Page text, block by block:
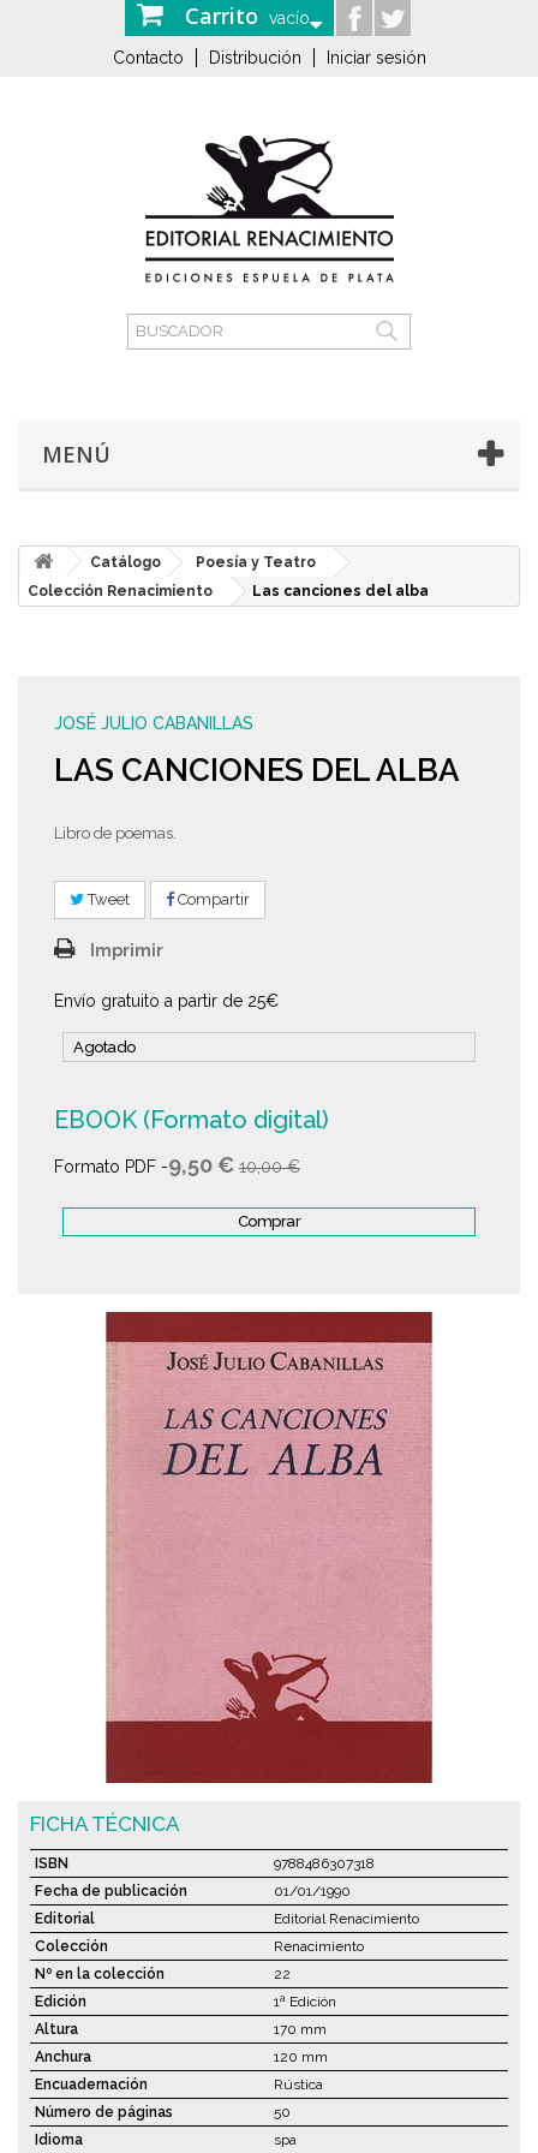
Carrito vacío
Contacto Distribución Iniciar sesión
MENÚ
Catálogo
Poesía y Teatro
Colección Renacimiento
Las canciones del alba
JOSÉ JULIO CABANILLAS
LAS CANCIONES DEL ALBA
Libro de poemas.
Tweet Compartir
Imprimir
Envío gratuito a partir de 25€
Agotado
EBOOK (Formato digital)
Formato PDF -9,50 € 10,00 €
Comprar
FICHA TÉCNICA
ISBN
9788486307318
Fecha de publicación
01/01/1990
Editorial
Editorial Renacimiento
Colección
Renacimiento
Nº en la colección
22
Edición
1ª Edición
Altura
170 mm
Anchura
120 mm
Encuadernación
Rústica
Número de páginas
50
Idioma
spa